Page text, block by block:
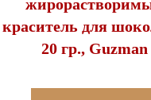
краситель для
20 гр., Guzman